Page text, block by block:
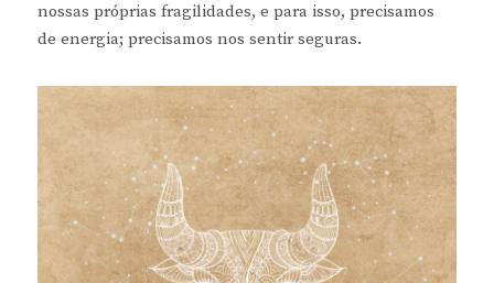
nossas próprias fragilidades, e para isso, precisamos
de energia; precisamos nos sentir seguras.